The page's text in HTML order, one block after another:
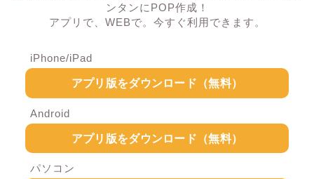
ンタンにPOP作成！
アプリで、WEBで。今すぐ利用できます。
iPhone/iPad
アプリ版をダウンロード（無料）
Android
アプリ版をダウンロード（無料）
パソコン